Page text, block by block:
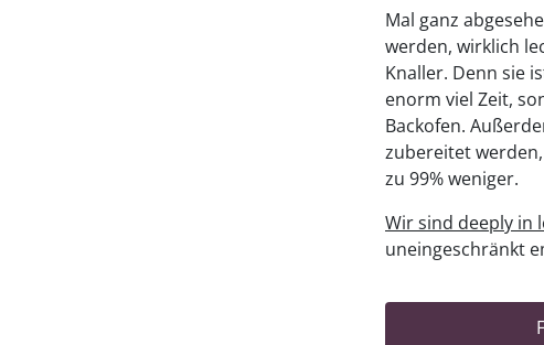
Mal ganz
werden, wirklich
Knaller. Denn sie
enorm viel Zeit,
Backofen.
zubereitet
zu 99% weniger.
Wir sind deeply in
uneingeschränkt